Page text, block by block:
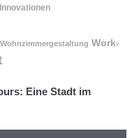
Wohnzimmergestaltung Work-
Eine Stadt im